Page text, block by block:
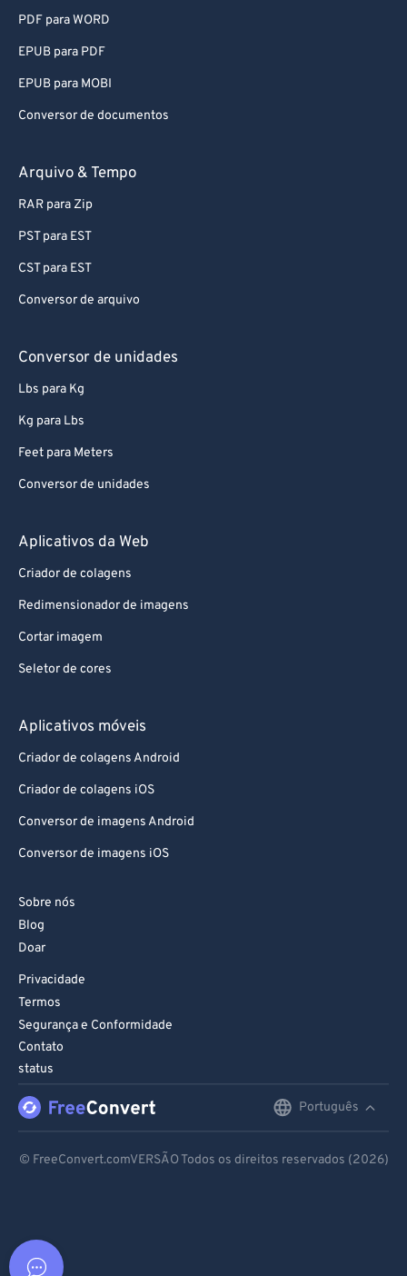
PDF para WORD
EPUB para PDF
EPUB para MOBI
Conversor de documentos
Arquivo & Tempo
RAR para Zip
PST para EST
CST para EST
Conversor de arquivo
Conversor de unidades
Lbs para Kg
Kg para Lbs
Feet para Meters
Conversor de unidades
Aplicativos da Web
Criador de colagens
Redimensionador de imagens
Cortar imagem
Seletor de cores
Aplicativos móveis
Criador de colagens Android
Criador de colagens iOS
Conversor de imagens Android
Conversor de imagens iOS
Sobre nós
Blog
Doar
Privacidade
Termos
Segurança e Conformidade
Contato
status
Português
© FreeConvert.comVERSÃO Todos os direitos reservados (2026)